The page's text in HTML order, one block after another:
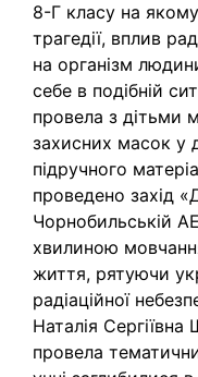
8-Г класу на
трагедії, вплив
на організм
себе в подібній
провела з дітьми
захисних масок у
підручного
проведено захід
Чорнобильській
хвилиною
життя, рятуючи
радіаційної
Наталія
провела